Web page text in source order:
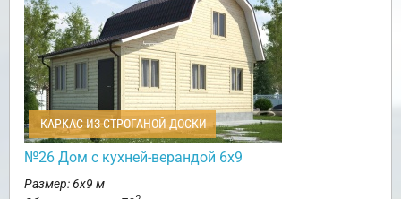
КАРКАС ИЗ СТРОГАНОЙ ДОСКИ
№26 Дом с кухней-верандой 6х9
Размер: 6х9 м